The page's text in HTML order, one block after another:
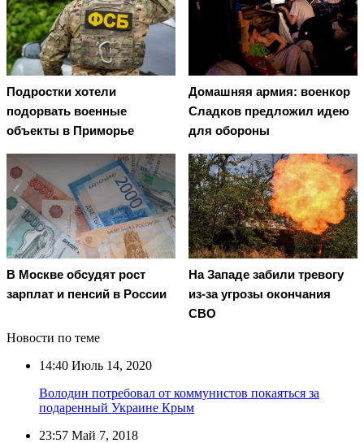
Подростки хотели
подорвать военные
объекты в Приморье
Домашняя армия: военкор
Сладков предложил идею
для обороны
В Москве обсудят рост
зарплат и пенсий в России
На Западе забили тревогу
из-за угрозы окончания
СВО
Новости по теме
14:40 Июль 14, 2020
Володин потребовал от коммунистов покаяться за
подаренный Украине Крым
23:57 Май 7, 2018